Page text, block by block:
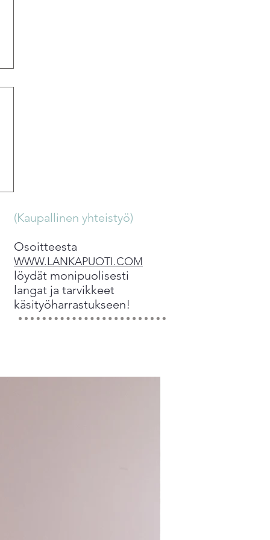
(Kaupallinen yhteistyö)
Osoitteesta
WWW.LANKAPUOTI.COM
löydät monipuolisesti
langat ja tarvikkeet
käsityöharrastukseen!